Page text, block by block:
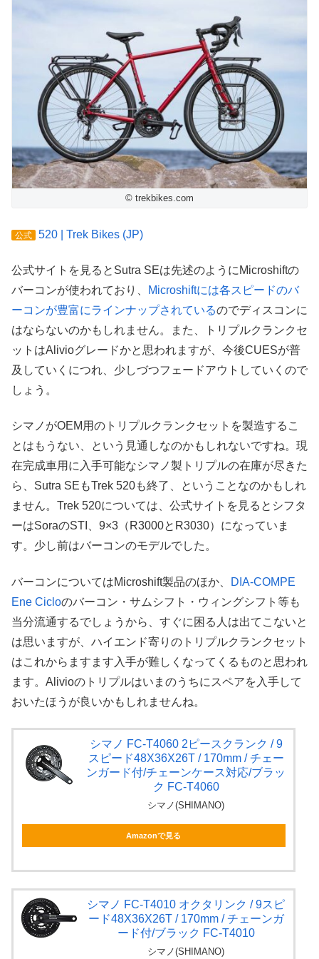
© trekbikes.com
公式 520 | Trek Bikes (JP)
公式サイトを見るとSutra SEは先述のようにMicroshiftの
バーコンが使われており、
Microshiftには各スピードのバ
ーコンが豊富にラインナップされているのでディスコンに
はならないのかもしれません。また、トリプルクランクセ
ットはAlivioグレードかと思われますが、今後CUESが普
及していくにつれ、少しづつフェードアウトしていくので
しょう。
シマノがOEM用のトリプルクランクセットを製造するこ
とはもうない、という見通しなのかもしれないですね。現
在完成車用に入手可能なシマノ製トリプルの在庫が尽きた
ら、Sutra SEもTrek 520も終了、ということなのかもしれ
ません。Trek 520については、公式サイトを見るとシフタ
ーはSoraのSTI、9×3（R3000とR3030）になっていま
す。少し前はバーコンのモデルでした。
バーコンについてはMicroshift製品のほか、
DIA-COMPE
Ene Cicloのバーコン・サムシフト・ウィングシフト等も
当分流通するでしょうから、すぐに困る人は出てこないと
は思いますが、ハイエンド寄りのトリプルクランクセット
はこれからますます入手が難しくなってくるものと思われ
ます。Alivioのトリプルはいまのうちにスペアを入手して
おいたほうが良いかもしれませんね。
シマノ FC-T4060 2ピースクランク / 9
スピード48X36X26T / 170mm / チェー
ンガード付/チェーンケース対応/ブラッ
ク FC-T4060
シマノ(SHIMANO)
Amazonで見る
シマノ FC-T4010 オクタリンク / 9スピ
ード48X36X26T / 170mm / チェーンガ
ード付/ブラック FC-T4010
シマノ(SHIMANO)